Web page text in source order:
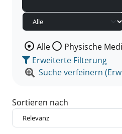
Wählen Sie die
Alle Physische
Erweiterte Filterung
Suche verfeinern
Sortieren nach